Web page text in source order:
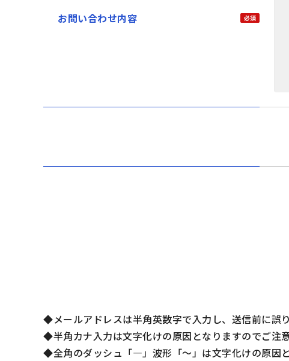
お問い合わせ内容
メールアドレスは半角英数字で入力し、送信前に誤
半角カナ入力は文字化けの原因となりますのでご注
全角のダッシュ「―」波形「～」は文字化けの原因